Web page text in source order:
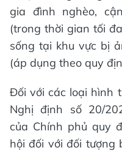
gia đình nghèo,
(trong thời gian tối
sống tại khu vực bị
(áp dụng theo quy
Đối với các loại hình
Nghị định số 20/
của Chính phủ quy
hội đối với đối tượng